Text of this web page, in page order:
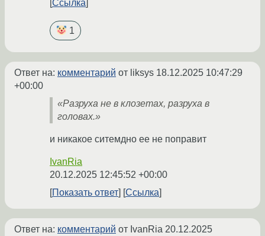
Ссылка
1
Ответ на: комментарий от liksys 18.12.2025 10:47:29
+00:00
«Разруха не в клозетах, разруха в
головах.»
и никакое ситемдно ее не поправит
IvanRia
20.12.2025 12:45:52 +00:00
Показать ответ
Ссылка
Ответ на: комментарий от IvanRia 20.12.2025